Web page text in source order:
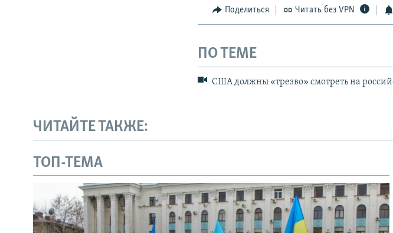
Поделиться Читать без VPN
ПО ТЕМЕ
США должны «трезво» смотреть на
ЧИТАЙТЕ ТАКЖЕ:
ТОП-ТЕМА